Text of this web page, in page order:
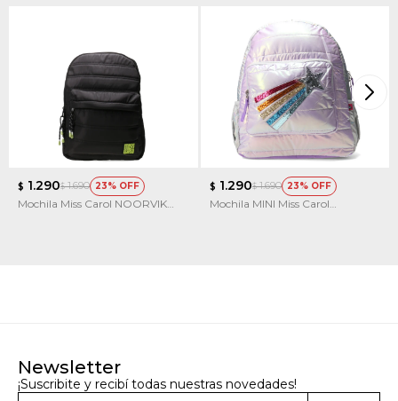
$ 1.290$ 1.690 23
Mochila Miss Carol NOORVIK
$ 1.290$ 1.690 23
Mochila MINI Miss Carol
Newsletter
¡Suscribite y recibí todas nuestras novedades!